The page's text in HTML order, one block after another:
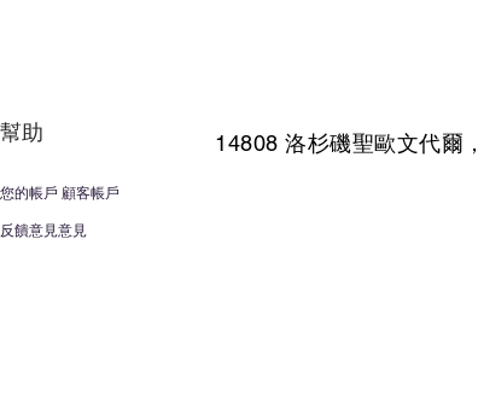
幫助
您的帳戶 顧客帳戶
反饋意見意見
14808 洛杉磯聖歐文代爾，